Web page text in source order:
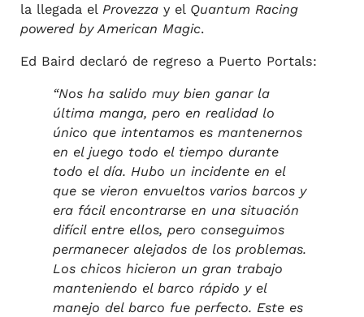
la llegada el Provezzay el Quantum Racing
powered by American Magic.
Ed Baird declaró de regreso a Puerto Portals:
“Nos ha salido muy bien ganar la
última manga, pero en realidad lo
único que intentamos es mantenernos
en el juego todo el tiempo durante
todo el día. Hubo un incidente en el
que se vieron envueltos varios barcos y
era fácil encontrarse en una situación
difícil entre ellos, pero conseguimos
permanecer alejados de los problemas.
Los chicos hicieron un gran trabajo
manteniendo el barco rápido y el
manejo del barco fue perfecto. Este es